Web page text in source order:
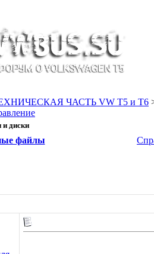
ЧАСТЬ VW T5 и T6
и диски
файлы